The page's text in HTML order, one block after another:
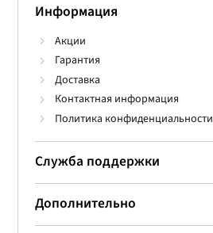
Информация
Акции
Гарантия
Доставка
Контактная информация
Политика конфиденциальности
Служба поддержки
Дополнительно